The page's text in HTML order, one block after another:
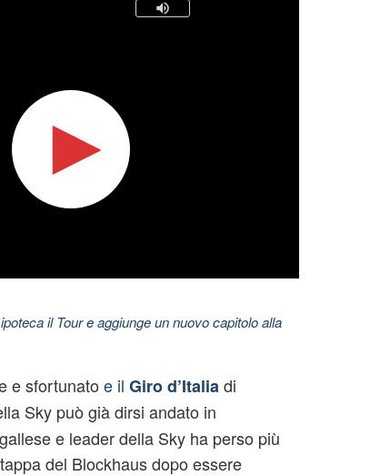
il Tour e aggiunge un nuovo capitolo alla
e sfortunato e il Giro d’Italia di
Sky può già dirsi andato in
e leader della Sky ha perso più
del Blockhaus dopo essere